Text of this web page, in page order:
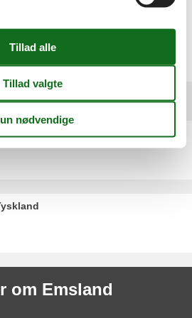
om Emsland